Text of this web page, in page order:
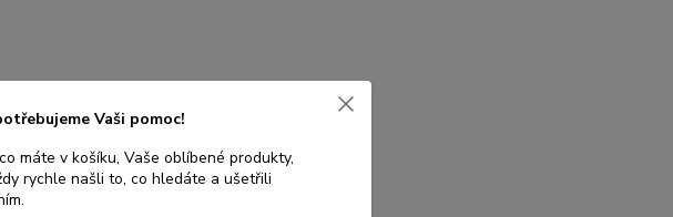
Vaši pomoc!
máte v košíku, Vaše oblíbené produkty,
rychle našli to, co hledáte a ušetřili